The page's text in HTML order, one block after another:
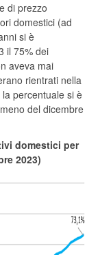
di prezzo
domestici (ad
si è
il 75% dei
aveva mai
rientrati nella
percentuale si è
del dicembre
domestici per
2023)